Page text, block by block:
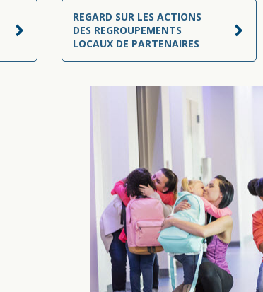
REGARD SUR LES ACTIONS
DES REGROUPEMENTS
LOCAUX DE PARTENAIRES